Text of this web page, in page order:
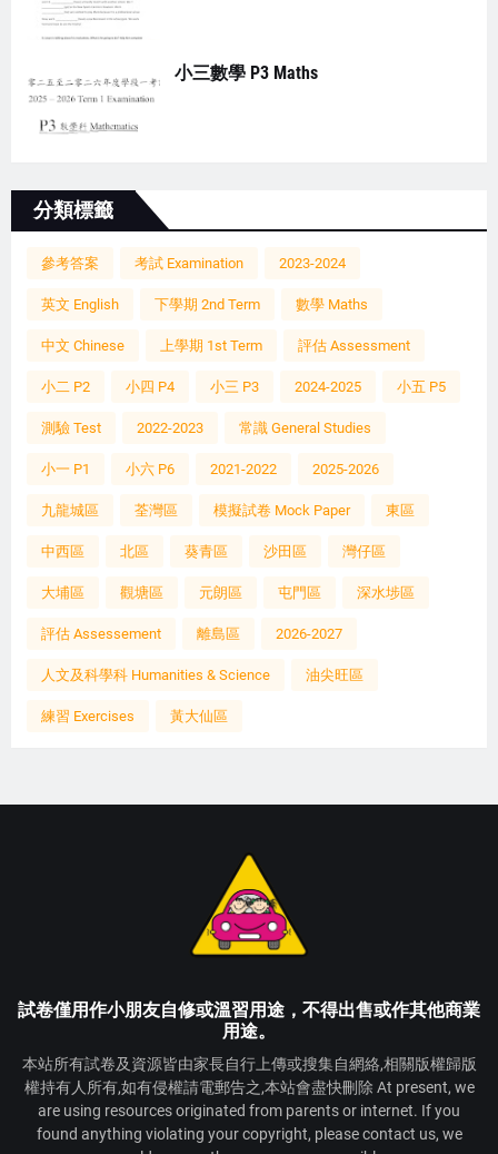
小三數學 P3 Maths
分類標籤
參考答案 考試 Examination 2023-2024
英文 English 下學期 2nd Term 數學 Maths
中文 Chinese 上學期 1st Term 評估 Assessment
小二 P2 小四 P4 小三 P3 2024-2025 小五 P5
測驗 Test 2022-2023 常識 General Studies
小一 P1 小六 P6 2021-2022 2025-2026
九龍城區 荃灣區 模擬試卷 Mock Paper 東區
中西區 北區 葵青區 沙田區 灣仔區
大埔區 觀塘區 元朗區 屯門區 深水埗區
評估 Assessement 離島區 2026-2027
人文及科學科 Humanities & Science 油尖旺區
練習 Exercises 黃大仙區
試卷僅用作小朋友自修或溫習用途，不得出售或作其他商業
用途。
本站所有試卷及資源皆由家長自行上傳或搜集自網絡,相關版權歸版
權持有人所有,如有侵權請電郵告之,本站會盡快刪除 At present, we
are using resources originated from parents or internet. If you
found anything violating your copyright, please contact us, we